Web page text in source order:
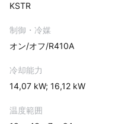
KSTR
制御・冷媒
オン/オフ/R410A
冷却能力
14,07 kW; 16,12 kW
温度範囲